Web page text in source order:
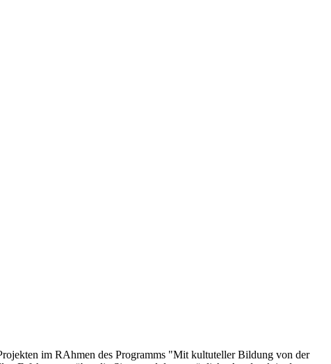
im RAhmen des Programms "Mit kultuteller Bildung von der